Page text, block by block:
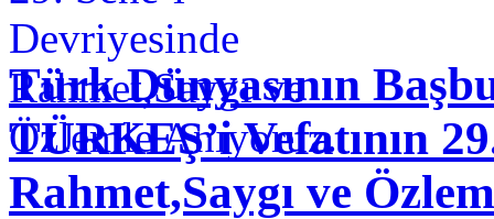
Türk Dünyasının
TÜRKEŞ’i Vefatının
Rahmet,Saygı ve